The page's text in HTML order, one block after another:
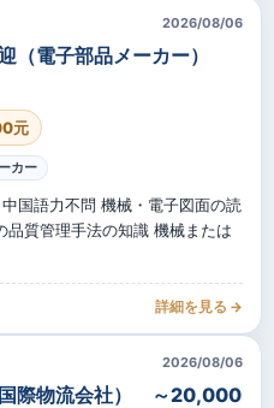
2026/08/06
（電子部品メーカー）
元
カー
国語力不問 機械・電子図面の読
品質管理手法の知識 機械または
詳細を見る →
2026/08/06
国際物流会社） ～20,000